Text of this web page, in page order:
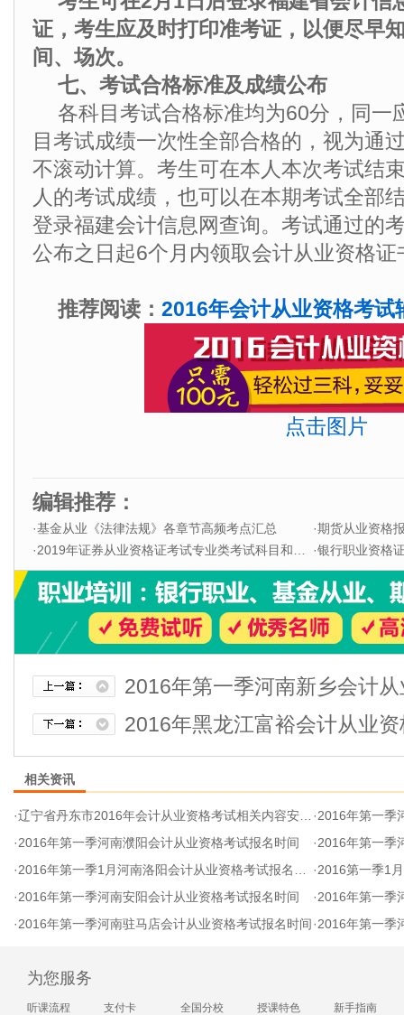
证，考生应及时打印准考证，以便尽早
间、场次。
七、考试合格标准及成绩公布
各科目考试合格标准均为60分，同一
目考试成绩一次性全部合格的，视为通
不滚动计算。考生可在本人本次考试结
人的考试成绩，也可以在本期考试全部
登录福建会计信息网查询。考试通过的
公布之日起6个月内领取会计从业资格证
推荐阅读： 2016年会计从业资格考试
点击图片
编辑推荐：
·基金从业《法律法规》各章节高频考点汇总 ·期货从业资格
·2019年证券从业资格证考试专业类考试科目和题型 ·银行职业资格证
2016年第一季河南新乡会计
2016年黑龙江富裕会计从业
相关资讯
·辽宁省丹东市2016年会计从业资格考试相关内容安排公告 ·2016年第一季
·2016年第一季河南濮阳会计从业资格考试报名时间 ·2016年第一季
·2016年第一季1月河南洛阳会计从业资格考试报名时间 ·2016第一季1
·2016年第一季河南安阳会计从业资格考试报名时间 ·2016年第一季
·2016年第一季河南驻马店会计从业资格考试报名时间·2016年第一季
为您服务
听课流程 支付卡 全国分校 授课特色
新手指南